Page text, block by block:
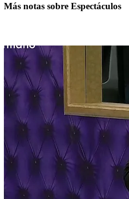
Más notas sobre Espectáculos